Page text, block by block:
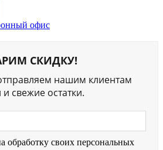
офис
СКИДКУ!
нашим клиентам
свежие остатки.
обработку своих персональных